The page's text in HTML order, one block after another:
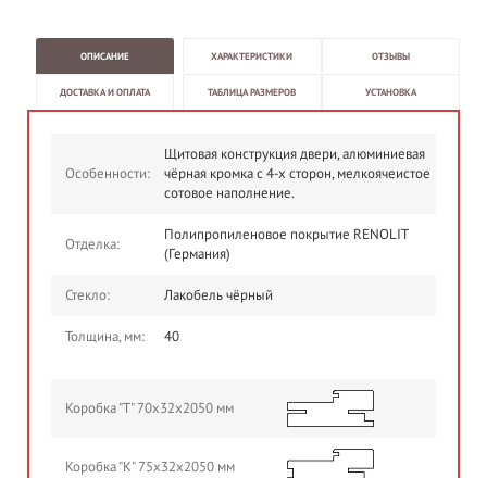
ОПИСАНИЕ ХАРАКТЕРИСТИКИ ОТЗЫВЫ
ДОСТАВКА И ОПЛАТА ТАБЛИЦА РАЗМЕРОВ УСТАНОВКА
Особенности:
Щитовая конструкция двери, алюминиевая
чёрная кромка с 4-х сторон, мелкоячеистое
сотовое наполнение.
Отделка:
Полипропиленовое покрытие RENOLIT
(Германия)
Стекло: Лакобель чёрный
Толщина, мм: 40
Коробка "Т" 70х32х2050 мм
Коробка "К" 75х32х2050 мм